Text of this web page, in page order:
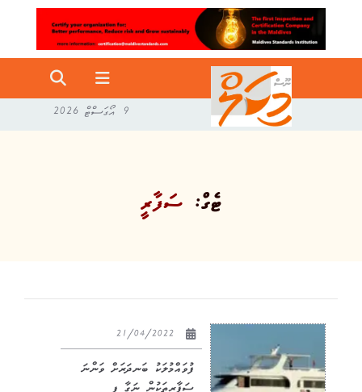
9 އޯގަސްޓް 2026
ޓެގް: ސަފާރީ
ފުވައްމުލަކު ބަނދަރަށް ވަންނަ